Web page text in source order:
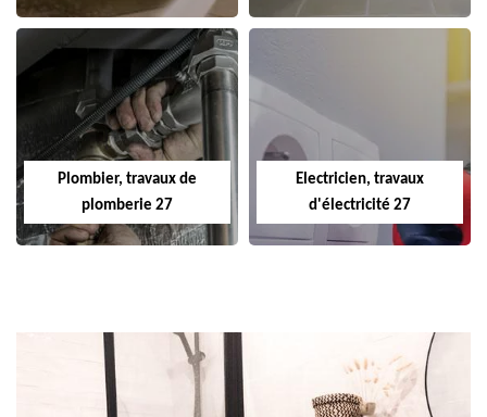
Plombier, travaux de
plomberie 27
Electricien, travaux
d'électricité 27